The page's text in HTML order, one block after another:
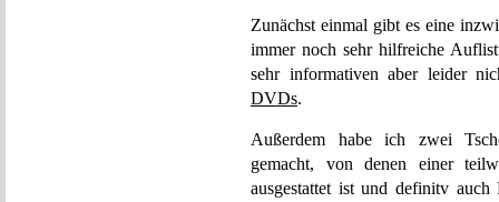
Zunächst einmal gibt es eine
immer noch sehr hilfreiche
sehr informativen aber leider
DVDs.
Außerdem habe ich zwei
gemacht, von denen einer
ausgestattet ist und definitv